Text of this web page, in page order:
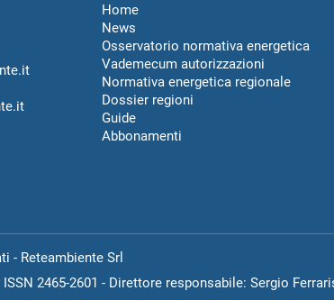
Home
News
Osservatorio normativa energetica
Vademecum autorizzazioni
Normativa energetica regionale
Dossier regioni
Guide
Abbonamenti
Reteambiente Srl
2465-2601 - Direttore responsabile: Sergio